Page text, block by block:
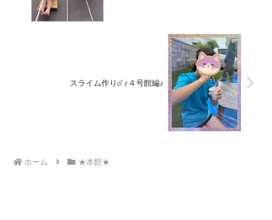
スライム作り☄️♪４号館編♪
ホーム ★本館★